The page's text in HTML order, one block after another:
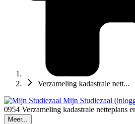
Verzameling kadastrale nett...
Mijn Studiezaal
0954 Verzameling kadastrale netteplans
Meer...